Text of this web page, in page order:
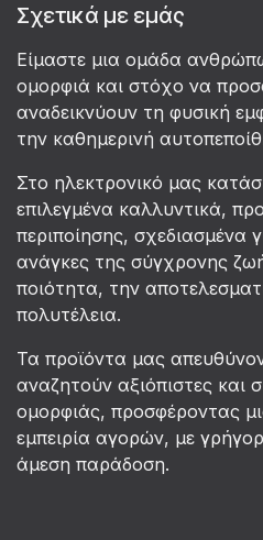
Σχετικά με εμάς
Είμαστε μια ομάδα
ομορφιά και στόχο να
αναδεικνύουν τη φυσική
την καθημερινή
Στο ηλεκτρονικό μας
επιλεγμένα καλλυντικά,
περιποίησης, σχεδιασμένα
ανάγκες της σύγχρονης
ποιότητα, την
πολυτέλεια.
Τα προϊόντα μας
αναζητούν αξιόπιστες και
ομορφιάς, προσφέροντας
εμπειρία αγορών, με
άμεση παράδοση.